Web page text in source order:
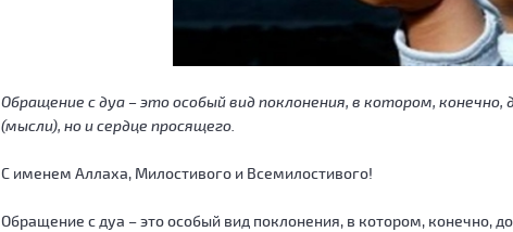
Обращение с дуа – это особый вид поклонения, в котором,
(мысли), но и сердце просящего.
С именем Аллаха, Милостивого и Всемилостивого!
Обращение с дуа – это особый вид поклонения, в котором, конечно,